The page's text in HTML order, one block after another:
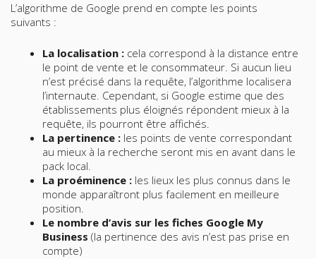
L’algorithme de Google prend en compte les points
suivants :
La localisation : cela correspond à la distance entre
le point de vente et le consommateur. Si aucun lieu
n’est précisé dans la requête, l’algorithme localisera
l’internaute. Cependant, si Google estime que des
établissements plus éloignés répondent mieux à la
requête, ils pourront être affichés.
La pertinence : les points de vente correspondant
au mieux à la recherche seront mis en avant dans le
pack local.
La proéminence : les lieux les plus connus dans le
monde apparaîtront plus facilement en meilleure
position.
Le nombre d’avis sur les fiches Google My
Business (la pertinence des avis n’est pas prise en
compte)